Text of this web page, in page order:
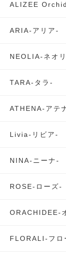
ALIZEE
ARIA-アリア-
NEOLIA-ネオ
TARA-タラ-
ATHENA-アテ
Livia-リビア-
NINA-ニーナ-
ROSE-ローズ-
ORACHIDEE-
FLORALI-フロ